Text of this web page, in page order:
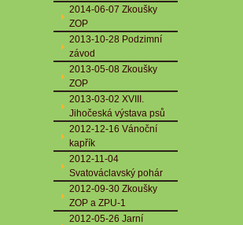
2014-06-07 Zkoušky
ZOP
2013-10-28 Podzimní
závod
2013-05-08 Zkoušky
ZOP
2013-03-02 XVIII.
Jihočeská výstava psů
2012-12-16 Vánoční
kapřík
2012-11-04
Svatováclavský pohár
2012-09-30 Zkoušky
ZOP a ZPU-1
2012-05-26 Jarní